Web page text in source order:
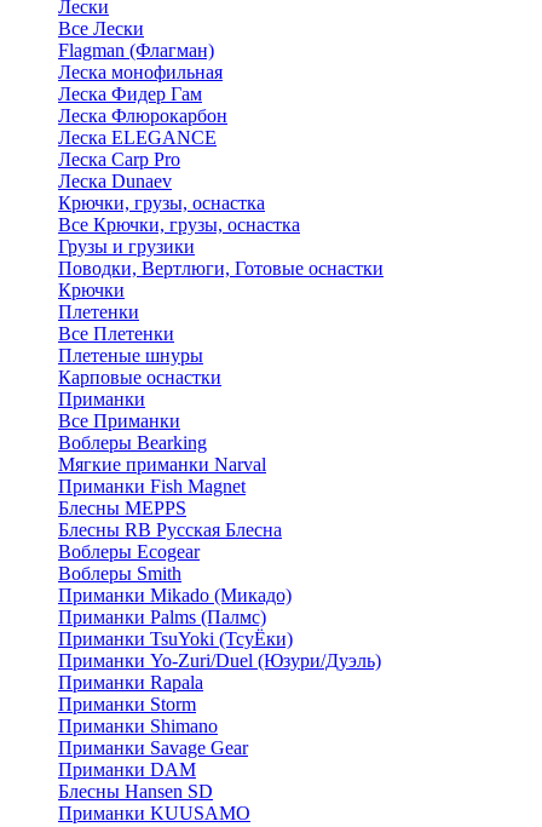
Лески
Все Лески
Flagman (Флагман)
Леска монофильная
Леска Фидер Гам
Леска Флюрокарбон
Леска ELEGANCE
Леска Carp Pro
Леска Dunaev
Крючки, грузы, оснастка
Все Крючки, грузы, оснастка
Грузы и грузики
Поводки, Вертлюги, Готовые оснастки
Крючки
Плетенки
Все Плетенки
Плетеные шнуры
Карповые оснастки
Приманки
Все Приманки
Воблеры Bearking
Мягкие приманки Narval
Приманки Fish Magnet
Блесны MEPPS
Блесны RB Русская Блесна
Воблеры Ecogear
Воблеры Smith
Приманки Mikado (Микадо)
Приманки Palms (Палмс)
Приманки TsuYoki (ТсуЁки)
Приманки Yo-Zuri/Duel (Юзури/Дуэль)
Приманки Rapala
Приманки Storm
Приманки Shimano
Приманки Savage Gear
Приманки DAM
Блесны Hansen SD
Приманки KUUSAMO